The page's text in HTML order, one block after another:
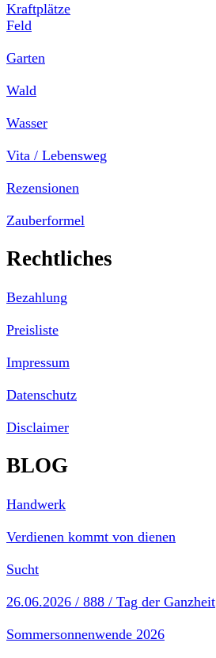
Kraftplätze
Feld
Garten
Wald
Wasser
Vita / Lebensweg
Rezensionen
Zauberformel
Rechtliches
Bezahlung
Preisliste
Impressum
Datenschutz
Disclaimer
BLOG
Handwerk
Verdienen kommt von dienen
Sucht
26.06.2026 / 888 / Tag der Ganzheit
Sommersonnenwende 2026